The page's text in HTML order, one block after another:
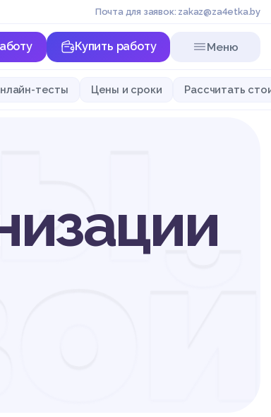
Почта для заявок: zakaz@za4etka.by
Купить работу Меню
тесты Цены и сроки Рассчитать